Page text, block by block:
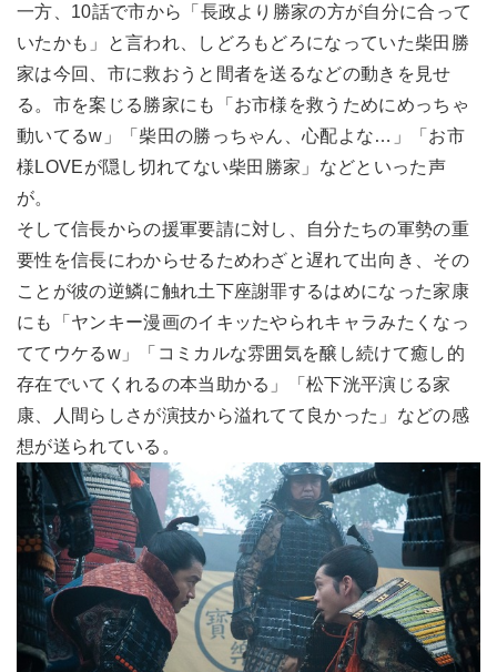
一方、10話で市から「長政より勝家の方が自分に合って
いたかも」と言われ、しどろもどろになっていた柴田勝
家は今回、市に救おうと間者を送るなどの動きを見せ
る。市を案じる勝家にも「お市様を救うためにめっちゃ
動いてるw」「柴田の勝っちゃん、心配よな…」「お市
様LOVEが隠し切れてない柴田勝家」などといった声
が。
そして信長からの援軍要請に対し、自分たちの軍勢の重
要性を信長にわからせるためわざと遅れて出向き、その
ことが彼の逆鱗に触れ土下座謝罪するはめになった家康
にも「ヤンキー漫画のイキッたやられキャラみたくなっ
ててウケるw」「コミカルな雰囲気を醸し続けて癒し的
存在でいてくれるの本当助かる」「松下洸平演じる家
康、人間らしさが演技から溢れてて良かった」などの感
想が送られている。